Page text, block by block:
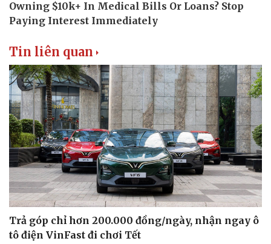
Tin liên quan
Trả góp chỉ hơn 200.000 đồng/ngày, nhận ngay ô
tô điện VinFast đi chơi Tết